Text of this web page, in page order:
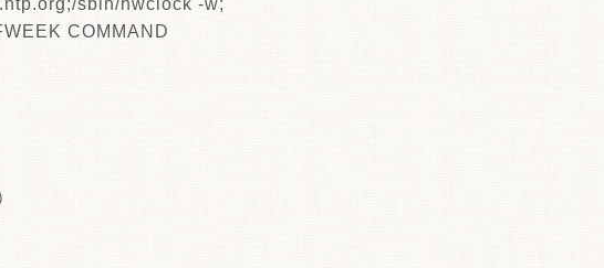
sbin/hwclock -w;
COMMAND